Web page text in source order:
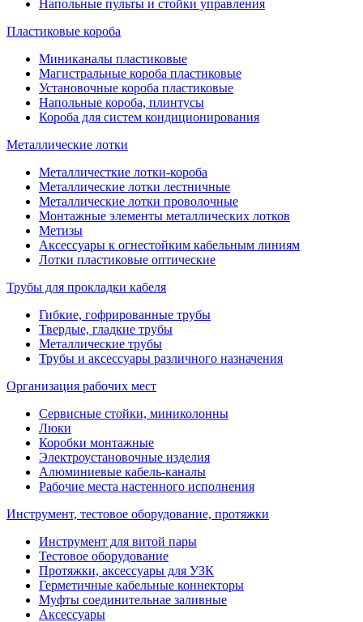
Напольные пульты и стойки управления
Пластиковые короба
Миниканалы пластиковые
Магистральные короба пластиковые
Установочные короба пластиковые
Напольные короба, плинтусы
Короба для систем кондиционирования
Металлические лотки
Металличесткие лотки-короба
Металлические лотки лестничные
Металлические лотки проволочные
Монтажные элементы металлических лотков
Метизы
Аксессуары к огнестойким кабельным линиям
Лотки пластиковые оптические
Трубы для прокладки кабеля
Гибкие, гофрированные трубы
Твердые, гладкие трубы
Металлические трубы
Трубы и аксессуары различного назначения
Организация рабочих мест
Сервисные стойки, миниколонны
Люки
Коробки монтажные
Электроустановочные изделия
Алюминиевые кабель-каналы
Рабочие места настенного исполнения
Инструмент, тестовое оборудование, протяжки
Инструмент для витой пары
Тестовое оборудование
Протяжки, аксессуары для УЗК
Герметичные кабельные коннекторы
Муфты соединительнае заливные
Аксессуары